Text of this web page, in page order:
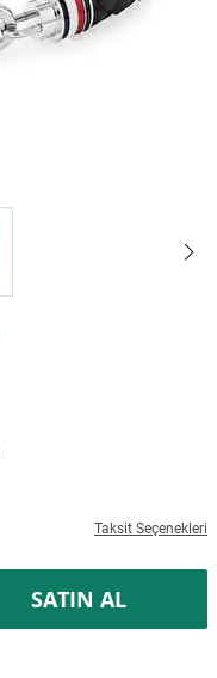
Taksit Seçenekleri
SATIN AL